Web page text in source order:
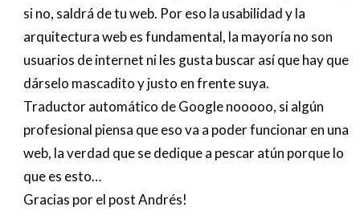
si no, saldrá de tu web. Por eso la usabilidad y la
arquitectura web es fundamental, la mayoría no son
usuarios de internet ni les gusta buscar así que hay que
dárselo mascadito y justo en frente suya.
Traductor automático de Google nooooo, si algún
profesional piensa que eso va a poder funcionar en una
web, la verdad que se dedique a pescar atún porque lo
que es esto…
Gracias por el post Andrés!